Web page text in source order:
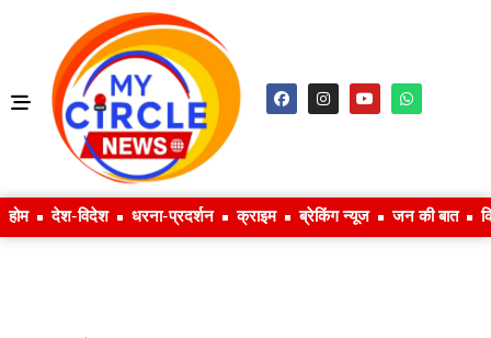
होम देश-विदेश धरना-प्रदर्शन क्राइम ब्रेकिंग न्यूज जन की बात